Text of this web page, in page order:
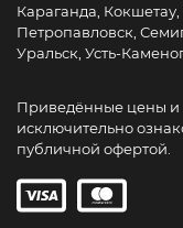
Караганда,
Петропавловск,
Уральск, Усть-
Приведённые цены и
исключительно
публичной офертой.